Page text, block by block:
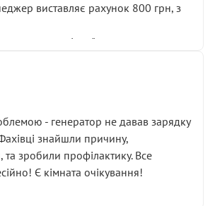
виставляє рахунок 800 грн, з
гальмівної системи
я був поруч і жодної реальної
не проводилось. Після
за цю “послугу” повернули, що
мою правоту.
з боксу, і скрип у гальмах
самим, як і був. Тобто оплачена
- генератор не давав зарядку
знайшли причину,
та зробили профілактику. Все
Є кімната очікування!